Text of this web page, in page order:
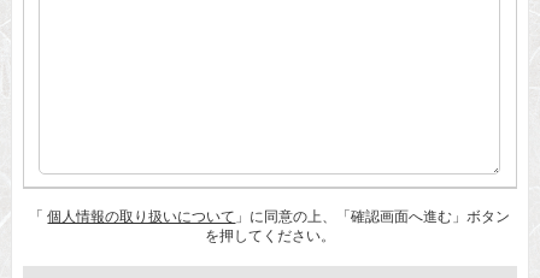
「個人情報の取り扱いについて 」に同意の上、「確認画面へ進む」ボタン
を押してください。